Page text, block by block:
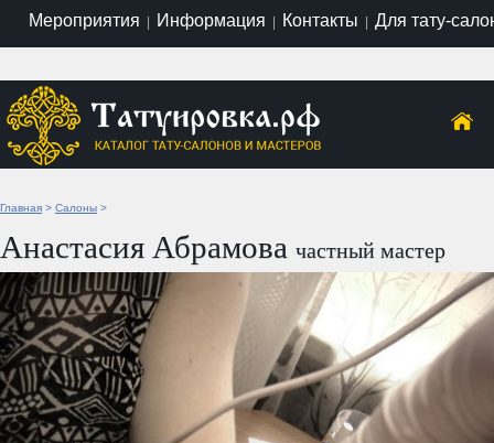
Мероприятия | Информация | Контакты | Для тату-
Главная > Салоны >
Анастасия Абрамова частный мастер